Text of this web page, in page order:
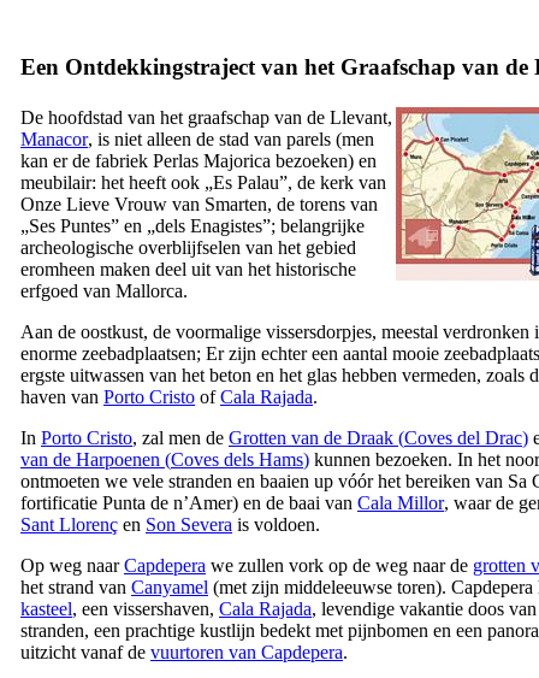
Een Ontdekkingstraject van het Graafschap van de
De hoofdstad van het graafschap van de Llevant,
Manacor, is niet alleen de stad van parels (men
kan er de fabriek Perlas Majorica bezoeken) en
meubilair: het heeft ook „Es Palau”, de kerk van
Onze Lieve Vrouw van Smarten, de torens van
„Ses Puntes” en „dels Enagistes”; belangrijke
archeologische overblijfselen van het gebied
eromheen maken deel uit van het historische
erfgoed van Mallorca.
Aan de oostkust, de voormalige vissersdorpjes, meestal verdronken
enorme zeebadplaatsen; Er zijn echter een aantal mooie
ergste uitwassen van het beton en het glas hebben vermeden, zoals
haven van Porto Cristo ofCala Rajada.
In Porto Cristo, zal men de Grotten van de Draak (Coves del Drac)
van de Harpoenen (Coves dels Hams) kunnen bezoeken. In het
ontmoeten we vele stranden en baaien up vóór het bereiken van Sa
fortificatie Punta de n’Amer) en de baai van Cala Millor, waar de
Sant Llorenç en Son Severa is voldoen.
Op weg naarCapdepera we zullen vork op de weg naar de grotten
het strand van Canyamel (met zijn middeleeuwse toren). Capdepera
kasteel, een vissershaven, Cala Rajada, levendige vakantie doos
stranden, een prachtige kustlijn bedekt met pijnbomen en een
uitzicht vanaf de vuurtoren van Capdepera.